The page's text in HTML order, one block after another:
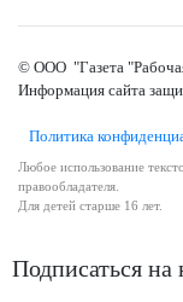
© ООО "Газета
Информация сайта
Политика
Любое использование
правообладателя.
Для детей старше 16 лет.
Подписаться на